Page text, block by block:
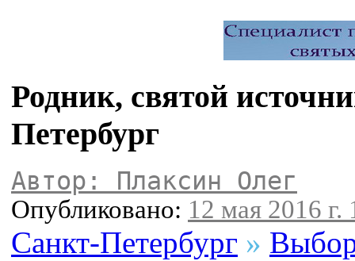
Родник, святой
Петербург
Автор: Плаксин Олег
Опубликовано: 12 мая 2016 г.
Санкт-Петербург »